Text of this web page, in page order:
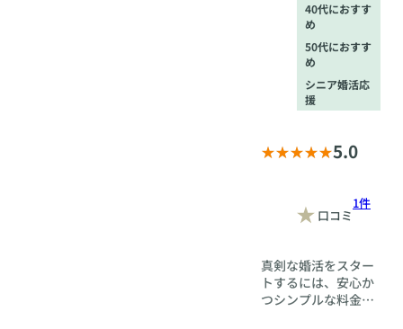
40代におすす
め
50代におすす
め
シニア婚活応
援
5.0
口コミ
1件
真剣な婚活をスター
トするには、安心か
つシンプルな料金が